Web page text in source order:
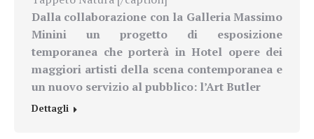
Dalla collaborazione con la Galleria Massimo
Minini un progetto di esposizione
temporanea che porterà in Hotel opere dei
maggiori artisti della scena contemporanea e
un nuovo servizio al pubblico: l’Art Butler
Dettagli